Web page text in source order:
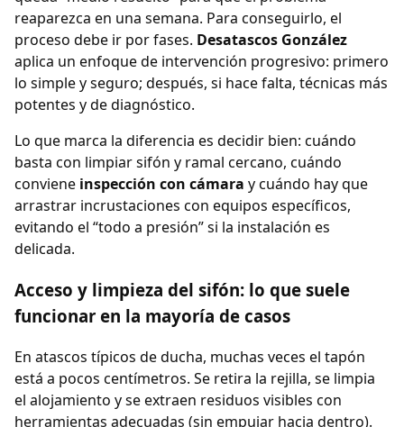
reaparezca en una semana. Para conseguirlo, el
proceso debe ir por fases. Desatascos González
aplica un enfoque de intervención progresivo: primero
lo simple y seguro; después, si hace falta, técnicas más
potentes y de diagnóstico.
Lo que marca la diferencia es decidir bien: cuándo
basta con limpiar sifón y ramal cercano, cuándo
conviene inspección con cámara y cuándo hay que
arrastrar incrustaciones con equipos específicos,
evitando el “todo a presión” si la instalación es
delicada.
Acceso y limpieza del sifón: lo que suele
funcionar en la mayoría de casos
En atascos típicos de ducha, muchas veces el tapón
está a pocos centímetros. Se retira la rejilla, se limpia
el alojamiento y se extraen residuos visibles con
herramientas adecuadas (sin empujar hacia dentro).